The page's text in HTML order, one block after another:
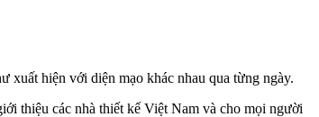
hiện với diện mạo khác nhau qua từng ngày.
thiệu các nhà thiết kế Việt Nam và cho mọi người